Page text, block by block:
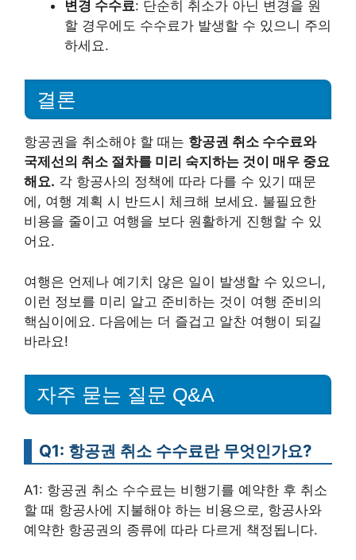
변경 수수료: 단순히 취소가 아닌 변경을 원
할 경우에도 수수료가 발생할 수 있으니 주의
하세요.
결론
항공권을 취소해야 할 때는 항공권 취소 수수료와
국제선의 취소 절차를 미리 숙지하는 것이 매우 중요
해요. 각 항공사의 정책에 따라 다를 수 있기 때문
에, 여행 계획 시 반드시 체크해 보세요. 불필요한
비용을 줄이고 여행을 보다 원활하게 진행할 수 있
어요.
여행은 언제나 예기치 않은 일이 발생할 수 있으니,
이런 정보를 미리 알고 준비하는 것이 여행 준비의
핵심이에요. 다음에는 더 즐겁고 알찬 여행이 되길
바라요!
자주 묻는 질문 Q&A
Q1: 항공권 취소 수수료란 무엇인가요?
A1: 항공권 취소 수수료는 비행기를 예약한 후 취소
할 때 항공사에 지불해야 하는 비용으로, 항공사와
예약한 항공권의 종류에 따라 다르게 책정됩니다.